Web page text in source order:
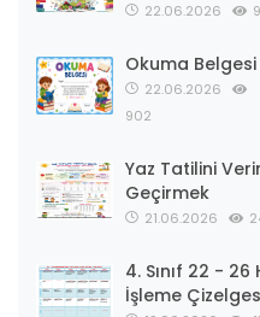
22.06.2026
Okuma Belgesi
22.06.2026
902
Yaz Tatilini
Geçirmek
21.06.2026
4. Sınıf 22 -
İşleme